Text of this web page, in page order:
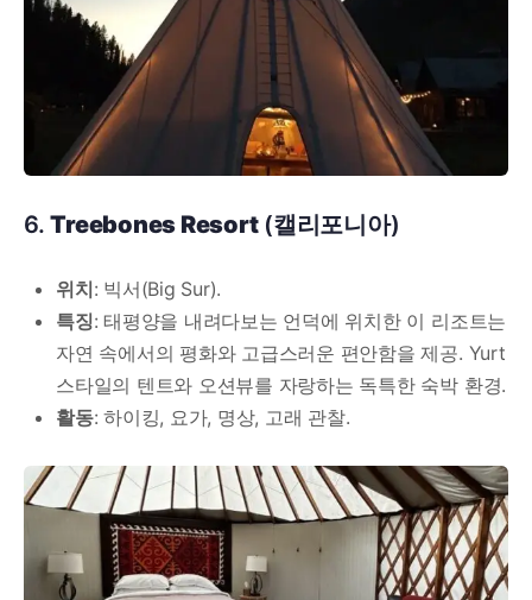
6.Treebones Resort(캘리포니아)
위치: 빅서(Big Sur).
특징: 태평양을 내려다보는 언덕에 위치한 이 리조트는
자연 속에서의 평화와 고급스러운 편안함을 제공. Yurt
스타일의 텐트와 오션뷰를 자랑하는 독특한 숙박 환경.
활동: 하이킹, 요가, 명상, 고래 관찰.